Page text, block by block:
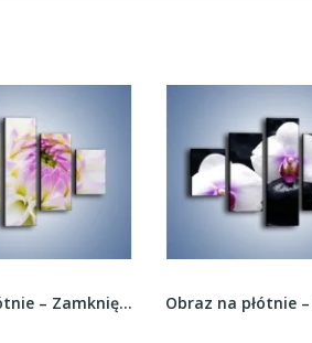
Obraz na płótnie – Zamknięta w sobie dalia –...